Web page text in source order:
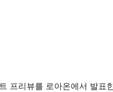
프리뷰를 로아온에서 발표